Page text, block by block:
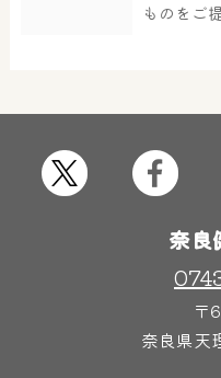
奈良わんぱくランド
はしゃきっズ
ものをご
奈良
〒
奈良県天